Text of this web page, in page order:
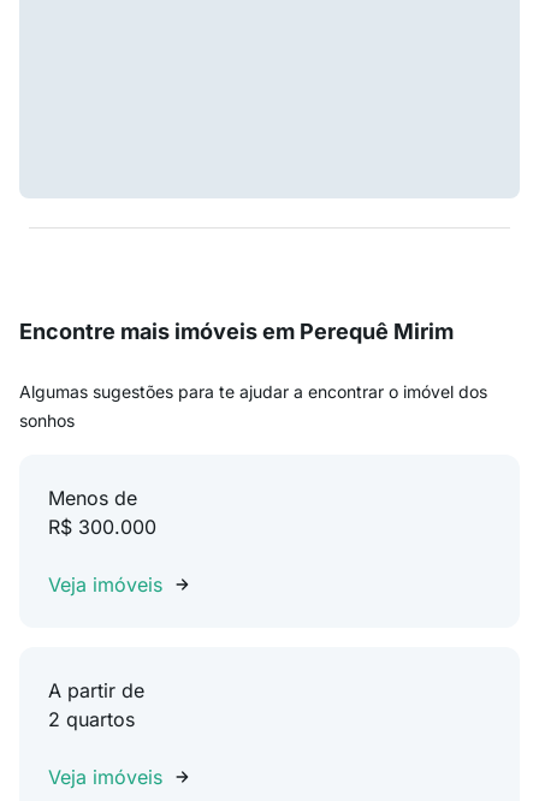
Encontre mais imóveis em Perequê Mirim
Algumas sugestões para te ajudar a encontrar o imóvel dos
sonhos
Menos de
R$ 300.000
Veja imóveis
A partir de
2 quartos
Veja imóveis